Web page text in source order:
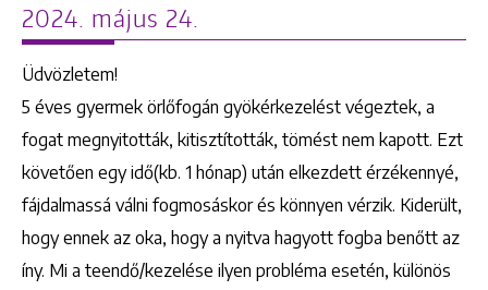
2024. május 24.
Üdvözletem!
5 éves gyermek örlőfogán gyökérkezelést végeztek, a
fogat megnyitották, kitisztították, tömést nem kapott. Ezt
követően egy idő(kb. 1 hónap) után elkezdett érzékennyé,
fájdalmassá válni fogmosáskor és könnyen vérzik. Kiderült,
hogy ennek az oka, hogy a nyitva hagyott fogba benőtt az
íny. Mi a teendő/kezelése ilyen probléma esetén, különös